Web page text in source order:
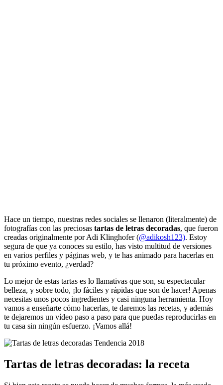
Hace un tiempo, nuestras redes sociales se llenaron (literalmente) de
fotografías con las preciosas tartas de letras decoradas, que fueron
creadas originalmente por Adi Klinghofer (@adikosh123). Estoy
segura de que ya conoces su estilo, has visto multitud de versiones
en varios perfiles y páginas web, y te has animado para hacerlas en
tu próximo evento, ¿verdad?
Lo mejor de estas tartas es lo llamativas que son, su espectacular
belleza, y sobre todo, ¡lo fáciles y rápidas que son de hacer! Apenas
necesitas unos pocos ingredientes y casi ninguna herramienta. Hoy
vamos a enseñarte cómo hacerlas, te daremos las recetas, y además
te dejaremos un vídeo paso a paso para que puedas reproducirlas en
tu casa sin ningún esfuerzo. ¡Vamos allá!
Tartas de letras decoradas: la receta